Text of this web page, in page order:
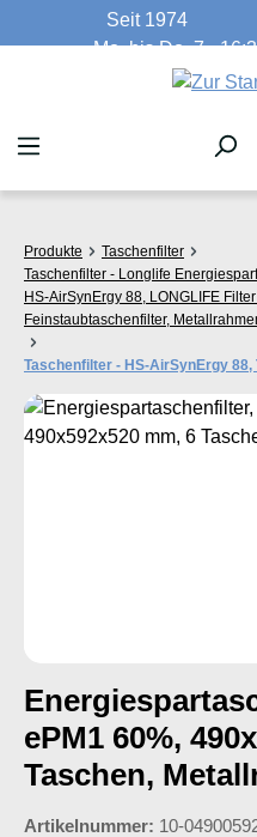
Zum Hauptinhalt springen
Seit 1974
Mo. bis Do. 7 -
Produkte
Taschenfilter
Taschenfilter - Longlife
HS-AirSynErgy 88, LONGLIFE
Feinstaubtaschenfilter,
Taschenfilter - HS-AirSynErgy
Bildergalerie überspringen
ePM1 60%,
Taschen,
Artikelnummer: 10-